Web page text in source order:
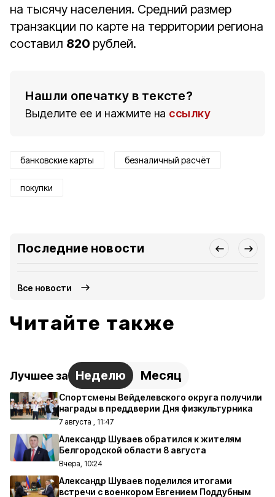
на тысячу населения. Средний размер
транзакции по карте на территории региона
составил 820 рублей.
Нашли опечатку в тексте?
Выделите ее и нажмите на ссылку
банковские карты безналичный расчёт
покупки
Последние новости
Все новости
Читайте также
Лучшее за Неделю Месяц
Спортсмены Вейделевского округа получили
награды в преддверии Дня физкультурника
7 августа , 11:47
Александр Шуваев обратился к жителям
Белгородской области 8 августа
Вчера, 10:24
Александр Шуваев поделился итогами
встречи с военкором Евгением Поддубным